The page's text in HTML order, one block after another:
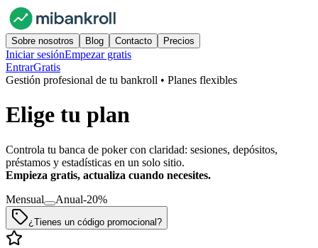
Sobre nosotros Blog Contacto Precios
Iniciar sesiónEmpezar gratis
EntrarGratis
Gestión profesional de tu bankroll • Planes flexibles
Elige tu plan
Controla tu banca de poker con claridad: sesiones, depósitos,
préstamos y estadísticas en un solo sitio.
Empieza gratis, actualiza cuando necesites.
Mensual
Anual-20%
¿Tienes un código promocional?